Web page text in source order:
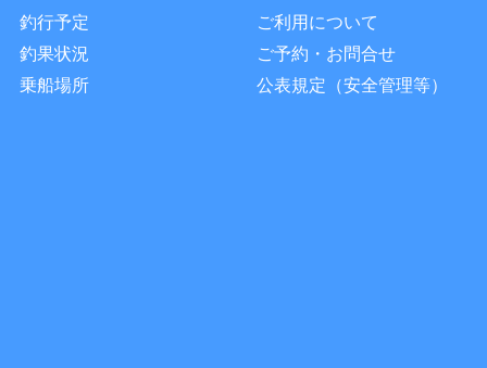
釣行予定
釣果状況
乗船場所
ご利用について
ご予約・お問合せ
公表規定（安全管理等）